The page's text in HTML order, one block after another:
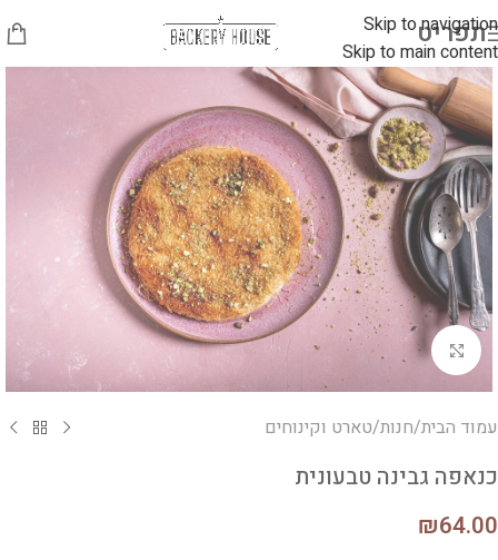
Skip to navigation
Skip to main content
תפריט
לחץ להגדלה
עמוד הבית/חנות/טארט וקינוחים
כנאפה גבינה טבעונית
₪64.00